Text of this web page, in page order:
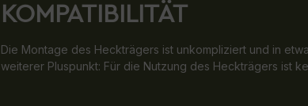
KOMPATIBILITÄT
Die Montage des Heckträgers ist unkompliziert und in
weiterer Pluspunkt: Für die Nutzung des Heckträgers ist